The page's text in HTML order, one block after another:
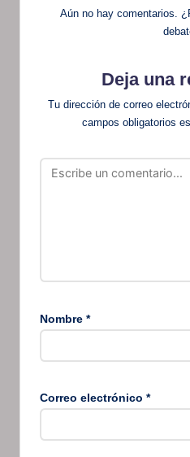
Aún no hay comentarios.
Deja una
Tu dirección de correo
campos obligatorios
Nombre *
Correo electrónico *